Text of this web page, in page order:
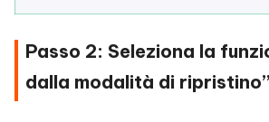
Passo 2: Seleziona la
dalla modalità di ripristino”